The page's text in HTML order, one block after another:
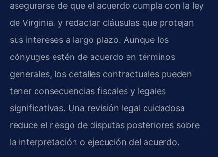
asegurarse de que el acuerdo cumpla con la ley
de Virginia, y redactar cláusulas que protejan
sus intereses a largo plazo. Aunque los
cónyuges estén de acuerdo en términos
generales, los detalles contractuales pueden
tener consecuencias fiscales y legales
significativas. Una revisión legal cuidadosa
reduce el riesgo de disputas posteriores sobre
la interpretación o ejecución del acuerdo.